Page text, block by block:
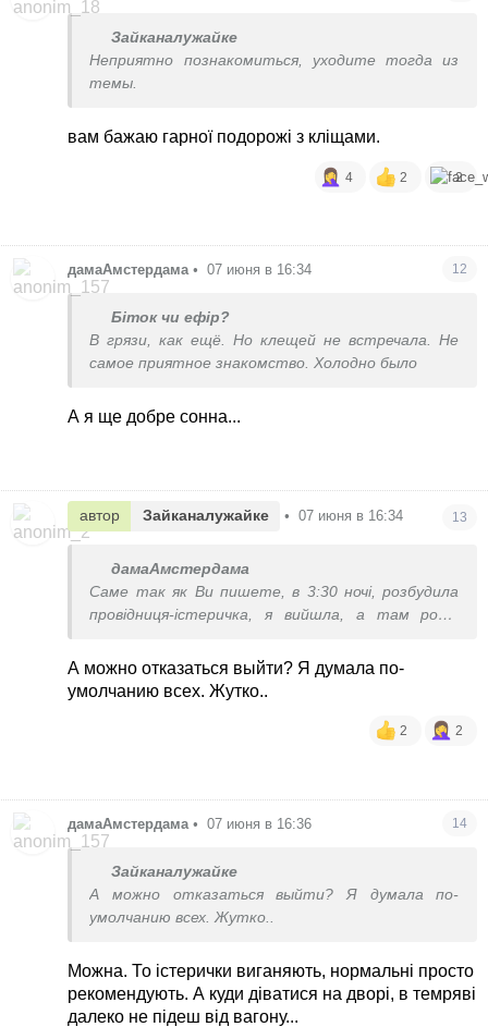
Зайканалужайке
Неприятно познакомиться, уходите тогда из
темы.
вам бажаю гарної подорожі з кліщами.
4 2 2
дамаАмстердама • 07 июня в 16:34 12
Біток чи ефір?
В грязи, как ещё. Но клещей не встречала. Не
самое приятное знакомство. Холодно было
А я ще добре сонна...
автор Зайканалужайке • 07 июня в 16:34 13
дамаАмстердама
Саме так як Ви пишете, в 3:30 ночі, розбудила
провідниця-істеричка, я вийшла, а там роса,
пркалічитися, нічого не видно, а над потягом
робота ппо...бррр
Більше я не виходжу з вагону. Відмовляюс
А можно отказаться выйти? Я думала по-
умолчанию всех. Жутко..
2 2
дамаАмстердама • 07 июня в 16:36 14
Зайканалужайке
А можно отказаться выйти? Я думала по-
умолчанию всех. Жутко..
Можна. То істерички виганяють, нормальні просто
рекомендують. А куди діватися на дворі, в темряві
далеко не підеш від вагону...